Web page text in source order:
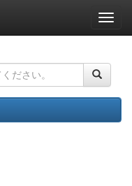
ナ
ビ
ー
ョ
ン